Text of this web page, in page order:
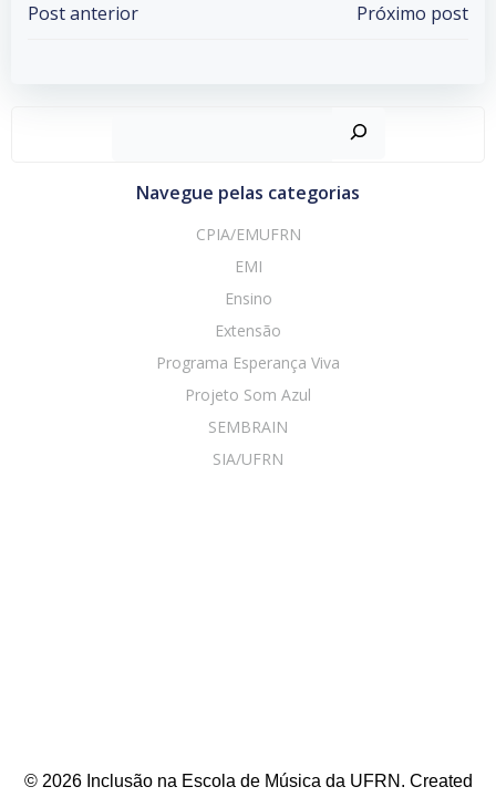
Post anterior Próximo post
Navegue pelas categorias
CPIA/EMUFRN
EMI
Ensino
Extensão
Programa Esperança Viva
Projeto Som Azul
SEMBRAIN
SIA/UFRN
© 2026 Inclusão na Escola de Música da UFRN. Created